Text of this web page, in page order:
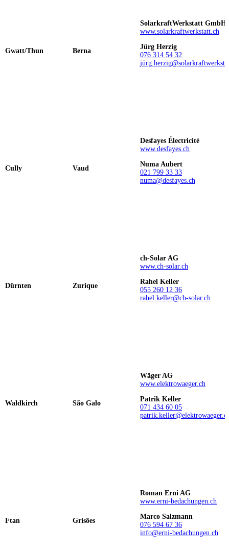
Gwatt/Thun Berna
SolarkraftWerkstatt GmbH
www.solarkraftwerkstatt.ch
Jürg Herzig
076 314 54 32
Cully Vaud
Desfayes Électricité
www.desfayes.ch
Numa Aubert
021 799 33 33
numa@desfayes.ch
Dürnten Zurique
ch-Solar AG
www.ch-solar.ch
Rahel Keller
055 260 12 36
rahel.keller@ch-solar.ch
Waldkirch São Galo
Wäger AG
www.elektrowaeger.ch
Patrik Keller
071 434 60 05
Ftan Grisões
Roman Erni AG
www.erni-bedachungen.ch
Marco Salzmann
076 594 67 36
info@erni-bedachungen.ch